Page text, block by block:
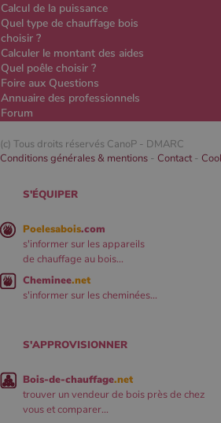
Calcul de la puissance
Quel type de chauffage bois
choisir ?
Calculer le montant des aides
Quel poêle choisir ?
Foire aux Questions
Annuaire des professionnels
Forum
(c) Tous droits réservés CanoP - DMARC
Conditions générales & mentions - Contact-
S'ÉQUIPER
Poelesabois.com
s'informer sur les appareils
de chauffage au bois...
Cheminee.net
s'informer sur les cheminées...
S'APPROVISIONNER
Bois-de-chauffage.net
trouver un vendeur de bois près de chez
vous et comparer...